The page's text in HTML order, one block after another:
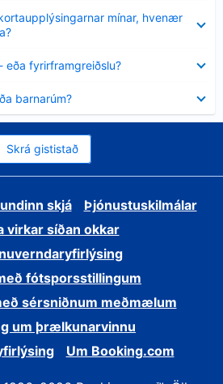
mínar, hvenær
eða fyrirframgreiðslu?
barnarúm?
Skrá gististað
skjá
Þjónustuskilmálar
virkar síðan okkar
fótsporsstillingum
sérsniðnum meðmælum
um þrælkunarvinnu
Um Booking.com